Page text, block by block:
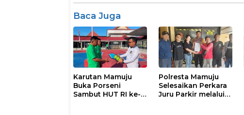
Baca Juga
Karutan Mamuju
Buka Porseni
Sambut HUT RI ke-
Polresta Mamuju
Selesaikan Perkara
Juru Parkir melalui